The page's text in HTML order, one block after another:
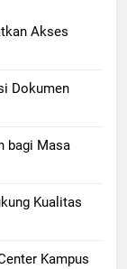
Akses
Dokumen
bagi Masa
Kualitas
Kampus